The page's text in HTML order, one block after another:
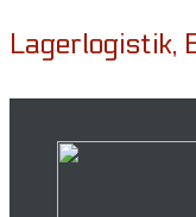
Lagerlogistik,